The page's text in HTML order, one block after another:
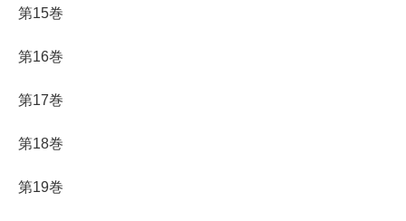
第15巻
第16巻
第17巻
第18巻
第19巻